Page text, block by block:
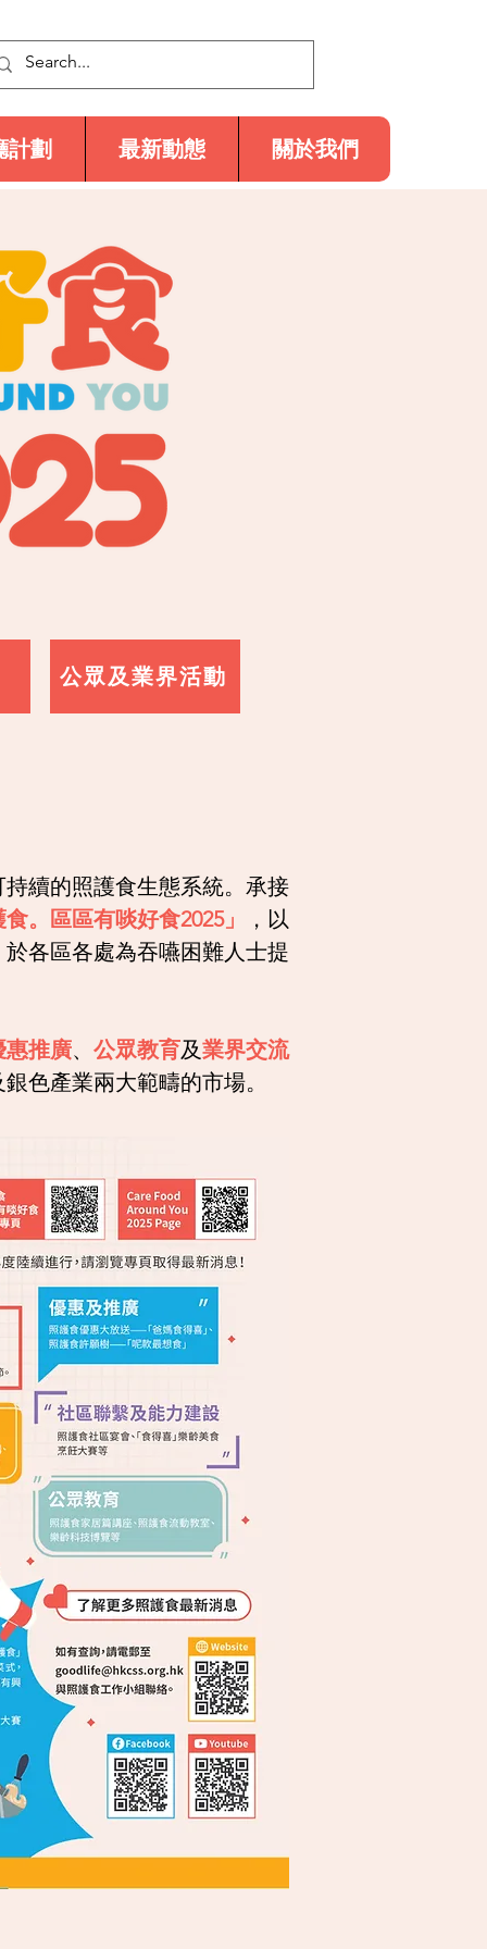
計劃 最新動態 關於我們
公眾及業界活動
續的照護食生態系統。承接
食。區區有啖好食2025」
，以
各區各處為吞嚥困難人士提
惠推廣、 公眾教育及業界交流
色產業兩大範疇的市場。